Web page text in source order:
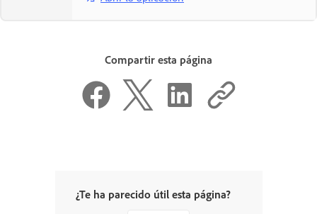
Compartir esta página
¿Te ha parecido útil esta página?